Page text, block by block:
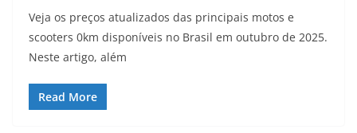
Veja os preços atualizados das principais motos e
scooters 0km disponíveis no Brasil em outubro de 2025.
Neste artigo, além
Read More